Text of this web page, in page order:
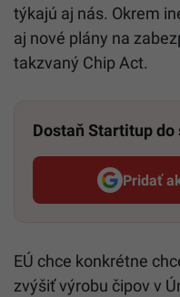
týkajú aj nás. Okrem
aj nové plány na
takzvaný Chip Act.
Dostaň Startitup
Pridať
EÚ chce konkrétne
zvýšiť výrobu čipov v